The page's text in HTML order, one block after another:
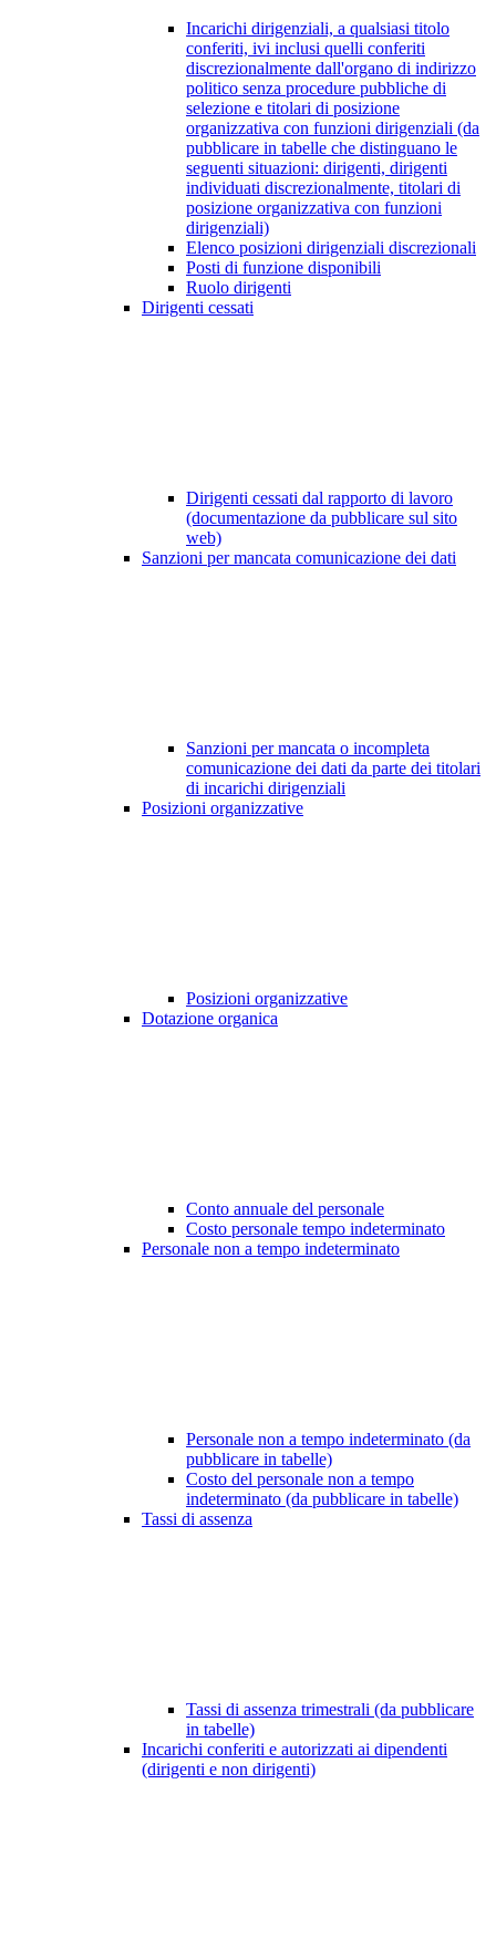
Incarichi dirigenziali, a qualsiasi titolo
conferiti, ivi inclusi quelli conferiti
discrezionalmente dall'organo di indirizzo
politico senza procedure pubbliche di
selezione e titolari di posizione
organizzativa con funzioni dirigenziali (da
pubblicare in tabelle che distinguano le
seguenti situazioni: dirigenti, dirigenti
individuati discrezionalmente, titolari di
posizione organizzativa con funzioni
dirigenziali)
Elenco posizioni dirigenziali discrezionali
Posti di funzione disponibili
Ruolo dirigenti
Dirigenti cessati
Dirigenti cessati dal rapporto di lavoro
(documentazione da pubblicare sul sito
web)
Sanzioni per mancata comunicazione dei dati
Sanzioni per mancata o incompleta
comunicazione dei dati da parte dei titolari
di incarichi dirigenziali
Posizioni organizzative
Posizioni organizzative
Dotazione organica
Conto annuale del personale
Costo personale tempo indeterminato
Personale non a tempo indeterminato
Personale non a tempo indeterminato (da
pubblicare in tabelle)
Costo del personale non a tempo
indeterminato (da pubblicare in tabelle)
Tassi di assenza
Tassi di assenza trimestrali (da pubblicare
in tabelle)
Incarichi conferiti e autorizzati ai dipendenti
(dirigenti e non dirigenti)